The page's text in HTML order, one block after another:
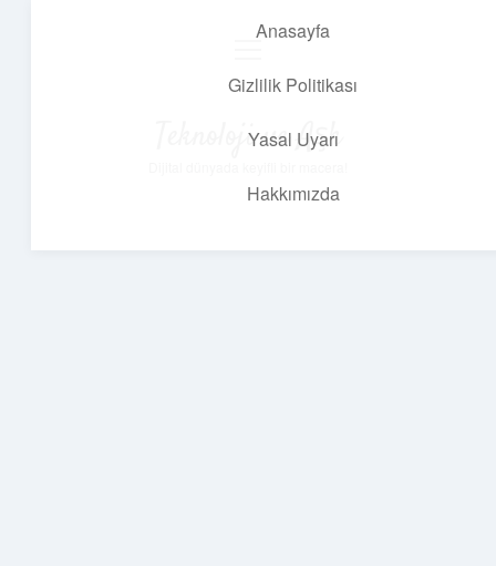
Anasayfa
Gizlilik Politikası
Yasal Uyarı
Hakkımızda
Teknoloji ve Aşk